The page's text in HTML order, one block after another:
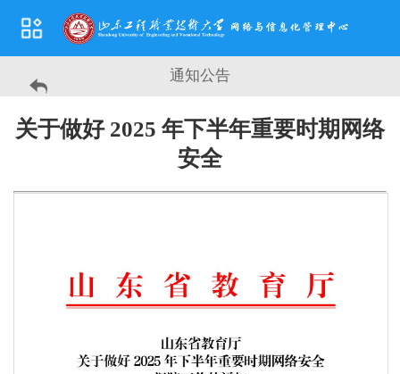
通知公告
关于做好 2025 年下半年重要时期网络
安全